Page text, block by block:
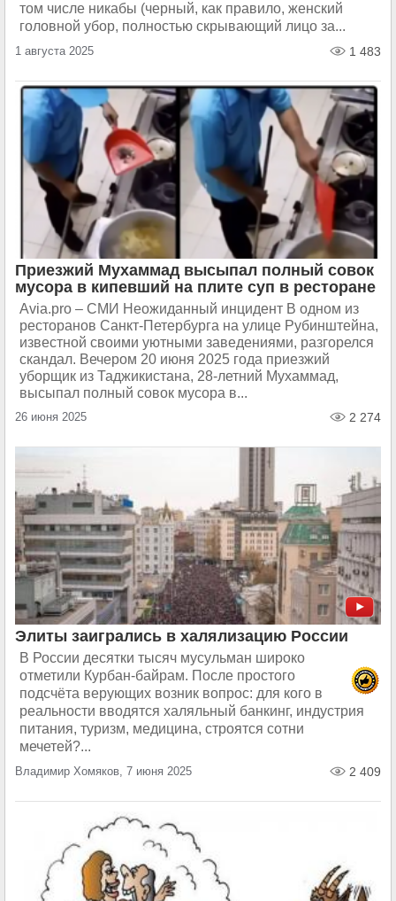
том числе никабы (черный, как правило, женский
головной убор, полностью скрывающий лицо за...
1 августа 2025 1 483
Приезжий Мухаммад высыпал полный совок
мусора в кипевший на плите суп в ресторане
Avia.pro – СМИ Неожиданный инцидент В одном из
ресторанов Санкт-Петербурга на улице Рубинштейна,
известной своими уютными заведениями, разгорелся
скандал. Вечером 20 июня 2025 года приезжий
уборщик из Таджикистана, 28-летний Мухаммад,
высыпал полный совок мусора в...
26 июня 2025 2 274
Элиты заигрались в халялизацию России
В России десятки тысяч мусульман широко
отметили Курбан-байрам. После простого
подсчёта верующих возник вопрос: для кого в
реальности вводятся халяльный банкинг, индустрия
питания, туризм, медицина, строятся сотни
мечетей?...
Владимир Хомяков, 7 июня 2025 2 409